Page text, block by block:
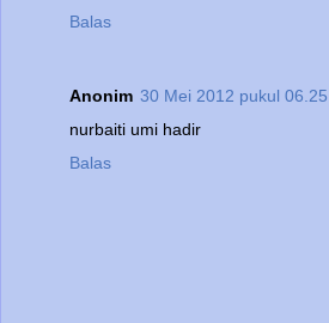
Balas
Anonim 30 Mei 2012 pukul 06.25
nurbaiti umi hadir
Balas